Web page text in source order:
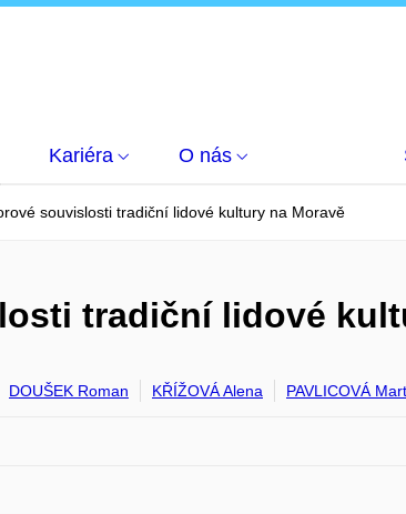
Kariéra O nás
souvislosti tradiční lidové kultury na Moravě
tradiční lidové
DOUŠEK Roman KŘÍŽOVÁ Alena PAVLICOVÁ